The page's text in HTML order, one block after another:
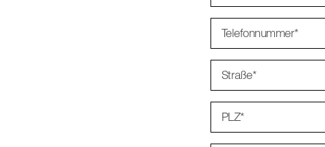
Telefonnummer*
Straße*
PLZ*